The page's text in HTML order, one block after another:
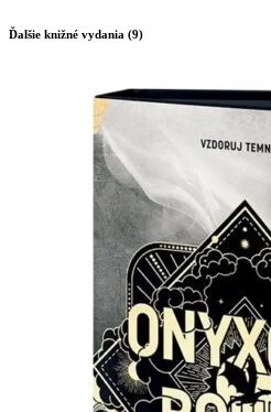
Ďalšie knižné vydania (9)